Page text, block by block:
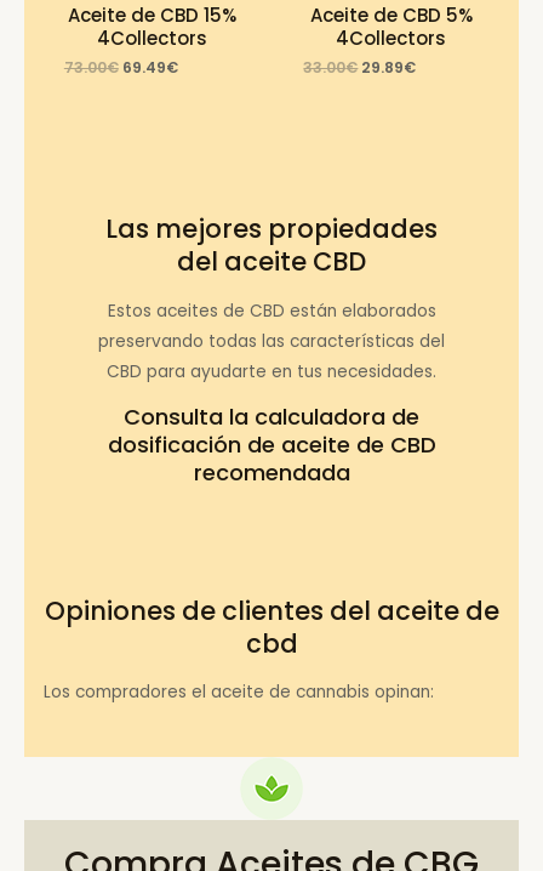
Aceite de CBD 15%
4Collectors
73.00€ Original
69.49€Current
Aceite de CBD 5%
4Collectors
33.00€ Original
29.89€Current
Las mejores propiedades
del aceite CBD
Estos aceites de CBD están elaborados
preservando todas las características del
CBD para ayudarte en tus necesidades.
Consulta la calculadora de
dosificación de aceite de CBD
recomendada
Opiniones de clientes del aceite de
cbd
Los compradores el aceite de cannabis opinan: